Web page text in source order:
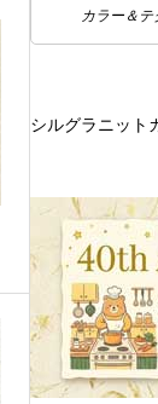
カラー＆
シルグラニット